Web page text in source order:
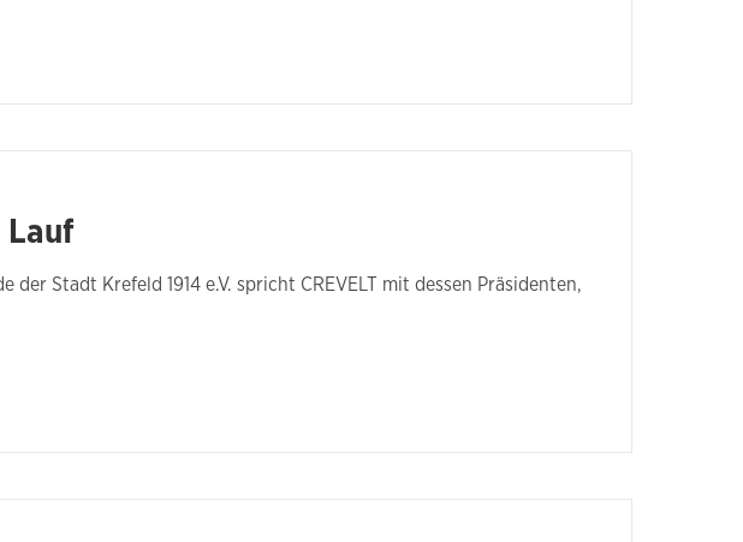
Lauf
der Stadt Krefeld 1914 e.V. spricht CREVELT mit dessen Präsidenten,